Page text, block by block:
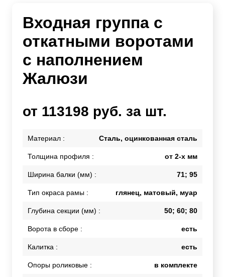
Входная группа с
откатными воротами
с наполнением
Жалюзи
от 113198 руб. за шт.
Материал : Сталь, оцинкованная сталь
Толщина профиля : от 2-х мм
Ширина балки (мм) : 71; 95
Тип окраса рамы : глянец, матовый, муар
Глубина секции (мм) : 50; 60; 80
Ворота в сборе : есть
Калитка : есть
Опоры роликовые : в комплекте